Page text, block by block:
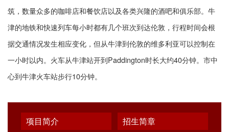
筑，数量众多的咖啡店和餐饮店以及各类兴隆的酒吧和俱乐部。牛
津的地铁和快速列车每小时都有几个班次到达伦敦，行程时间会根
据交通情况发生相应变化，但从牛津到伦敦的维多利亚可以控制在
一小时以内。火车从牛津站开到Paddington时长大约40分钟。市中
心到牛津火车站步行10分钟。
项目简介
招生简章